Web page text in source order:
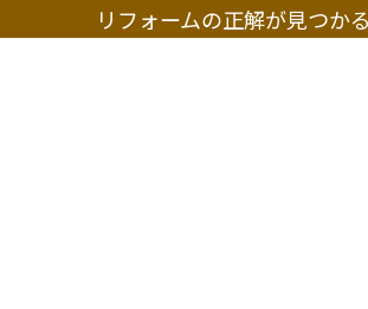
リフォームの正解が見つか